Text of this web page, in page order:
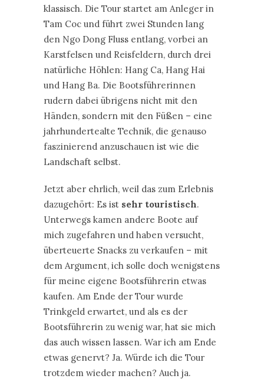
klassisch. Die Tour startet am Anleger in
Tam Coc und führt zwei Stunden lang
den Ngo Dong Fluss entlang, vorbei an
Karstfelsen und Reisfeldern, durch drei
natürliche Höhlen: Hang Ca, Hang Hai
und Hang Ba. Die Bootsführerinnen
rudern dabei übrigens nicht mit den
Händen, sondern mit den Füßen – eine
jahrhundertealte Technik, die genauso
faszinierend anzuschauen ist wie die
Landschaft selbst.
Jetzt aber ehrlich, weil das zum Erlebnis
dazugehört: Es ist sehr touristisch.
Unterwegs kamen andere Boote auf
mich zugefahren und haben versucht,
überteuerte Snacks zu verkaufen – mit
dem Argument, ich solle doch wenigstens
für meine eigene Bootsführerin etwas
kaufen. Am Ende der Tour wurde
Trinkgeld erwartet, und als es der
Bootsführerin zu wenig war, hat sie mich
das auch wissen lassen. War ich am Ende
etwas genervt? Ja. Würde ich die Tour
trotzdem wieder machen? Auch ja.